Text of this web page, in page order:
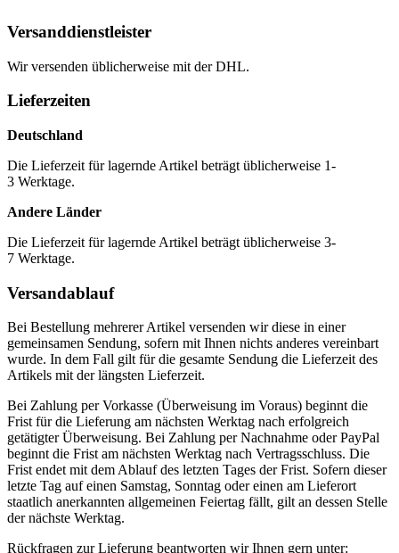
Versanddienstleister
Wir versenden üblicherweise mit der DHL.
Lieferzeiten
Deutschland
Die Lieferzeit für lagernde Artikel beträgt üblicherweise 1-
3 Werktage.
Andere Länder
Die Lieferzeit für lagernde Artikel beträgt üblicherweise 3-
7 Werktage.
Versandablauf
Bei Bestellung mehrerer Artikel versenden wir diese in einer
gemeinsamen Sendung, sofern mit Ihnen nichts anderes vereinbart
wurde. In dem Fall gilt für die gesamte Sendung die Lieferzeit des
Artikels mit der längsten Lieferzeit.
Bei Zahlung per Vorkasse (Überweisung im Voraus) beginnt die
Frist für die Lieferung am nächsten Werktag nach erfolgreich
getätigter Überweisung. Bei Zahlung per Nachnahme oder PayPal
beginnt die Frist am nächsten Werktag nach Vertragsschluss. Die
Frist endet mit dem Ablauf des letzten Tages der Frist. Sofern dieser
letzte Tag auf einen Samstag, Sonntag oder einen am Lieferort
staatlich anerkannten allgemeinen Feiertag fällt, gilt an dessen Stelle
der nächste Werktag.
Rückfragen zur Lieferung beantworten wir Ihnen gern unter: